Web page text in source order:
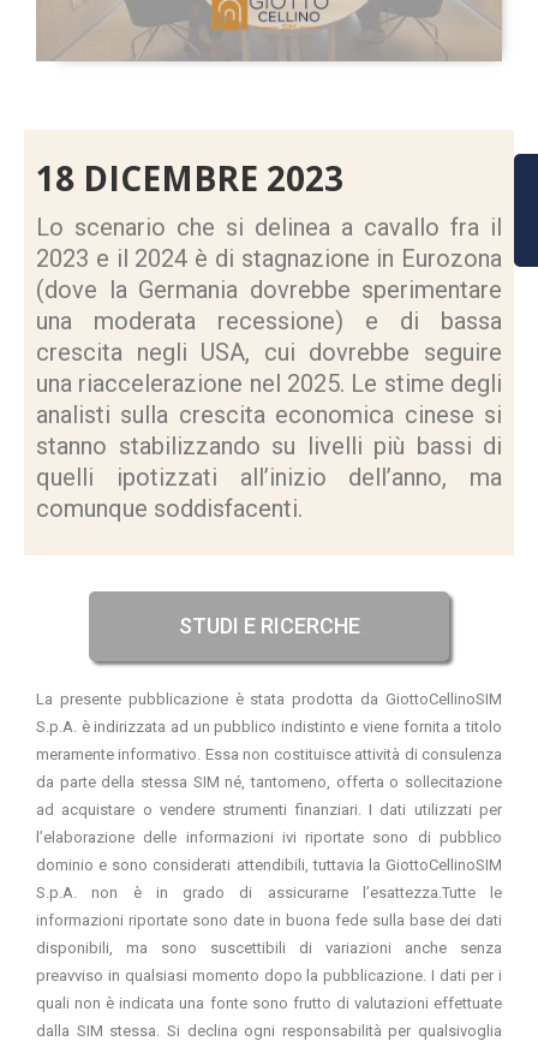
18 DICEMBRE 2023
Lo scenario che si delinea a cavallo fra il
2023 e il 2024 è di stagnazione in Eurozona
(dove la Germania dovrebbe sperimentare
una moderata recessione) e di bassa
crescita negli USA, cui dovrebbe seguire
una riaccelerazione nel 2025. Le stime degli
analisti sulla crescita economica cinese si
stanno stabilizzando su livelli più bassi di
quelli ipotizzati all’inizio dell’anno, ma
comunque soddisfacenti.
STUDI E RICERCHE
La presente pubblicazione è stata prodotta da GiottoCellinoSIM
S.p.A. è indirizzata ad un pubblico indistinto e viene fornita a titolo
meramente informativo. Essa non costituisce attività di consulenza
da parte della stessa SIM né, tantomeno, offerta o sollecitazione
ad acquistare o vendere strumenti finanziari. I dati utilizzati per
l’elaborazione delle informazioni ivi riportate sono di pubblico
dominio e sono considerati attendibili, tuttavia la GiottoCellinoSIM
S.p.A. non è in grado di assicurarne l’esattezza.Tutte le
informazioni riportate sono date in buona fede sulla base dei dati
disponibili, ma sono suscettibili di variazioni anche senza
preavviso in qualsiasi momento dopo la pubblicazione. I dati per i
quali non è indicata una fonte sono frutto di valutazioni effettuate
dalla SIM stessa. Si declina ogni responsabilità per qualsivoglia